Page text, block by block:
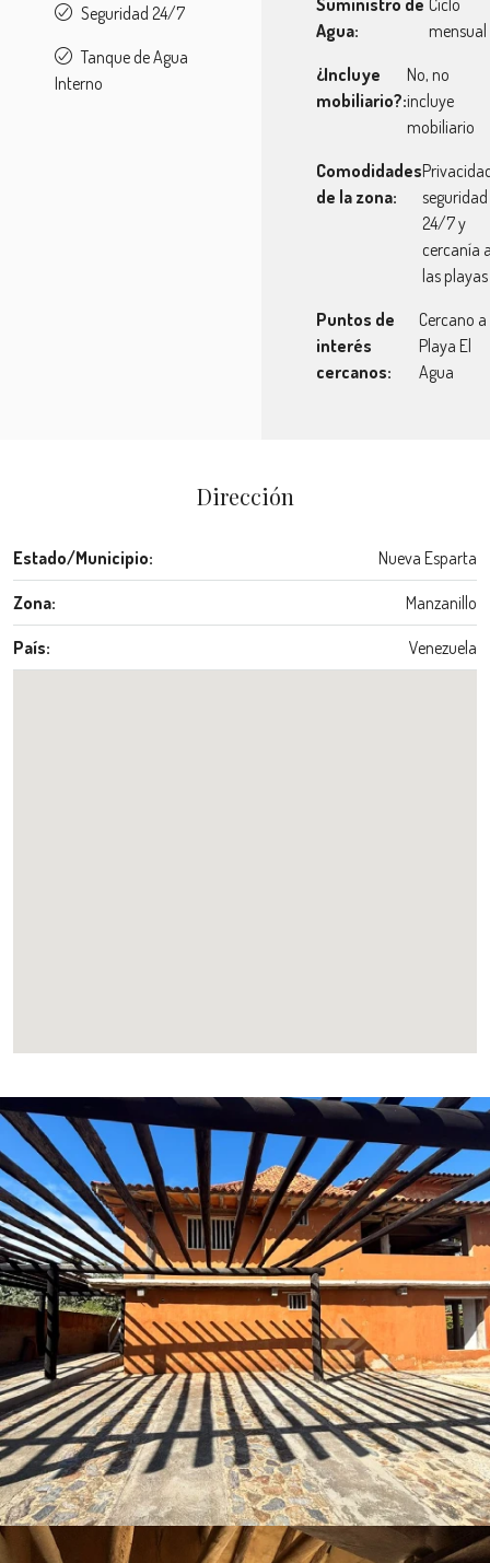
Seguridad 24/7
Tanque de Agua
Interno
Suministro de
Agua:
Ciclo
mensual
¿Incluye
mobiliario?:
No, no
incluye
mobiliario
Comodidades
de la zona:
seguridad
24/7 y
cercanía
las playas
Puntos de
interés
cercanos:
Cercano a
Playa El
Agua
Dirección
Estado/Municipio: Nueva Esparta
Zona: Manzanillo
País: Venezuela